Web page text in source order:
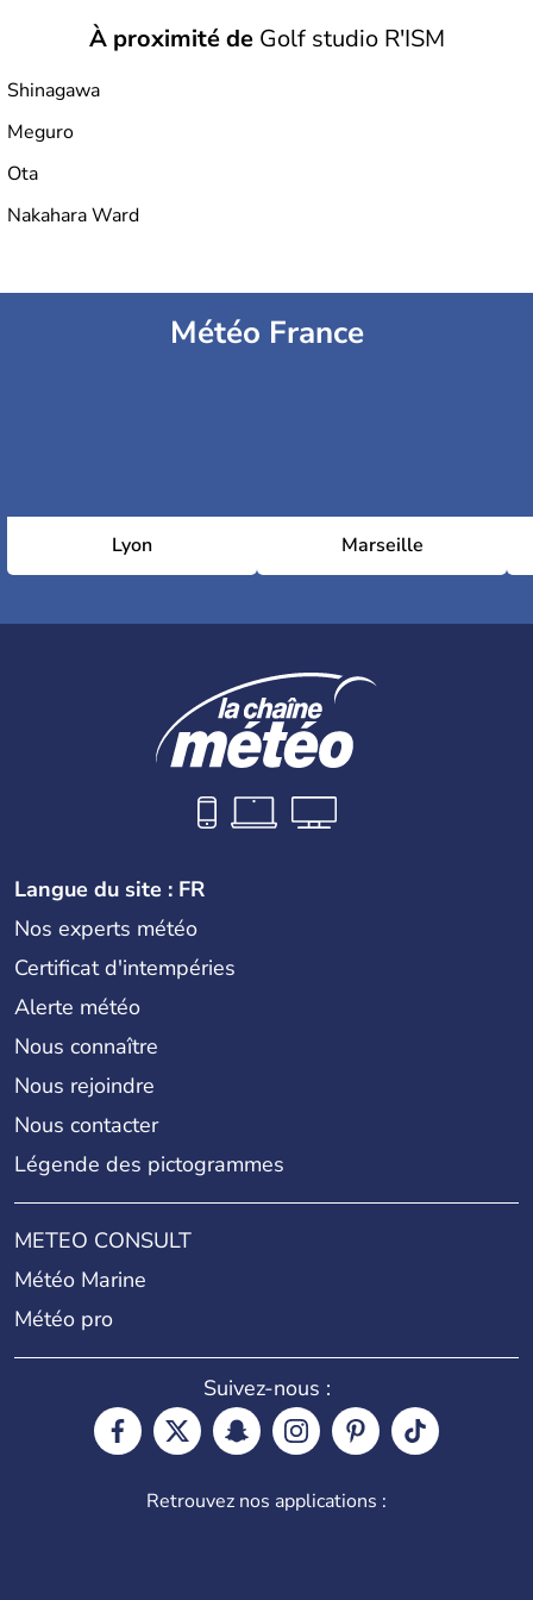
À proximité deGolf studio R'ISM
Shinagawa
Meguro
Ota
Nakahara Ward
Météo France
Lyon Marseille
Langue du site : FR
Nos experts météo
Certificat d'intempéries
Alerte météo
Nous connaître
Nous rejoindre
Nous contacter
Légende des pictogrammes
METEO CONSULT
Météo Marine
Météo pro
Suivez-nous :
Retrouvez nos applications :